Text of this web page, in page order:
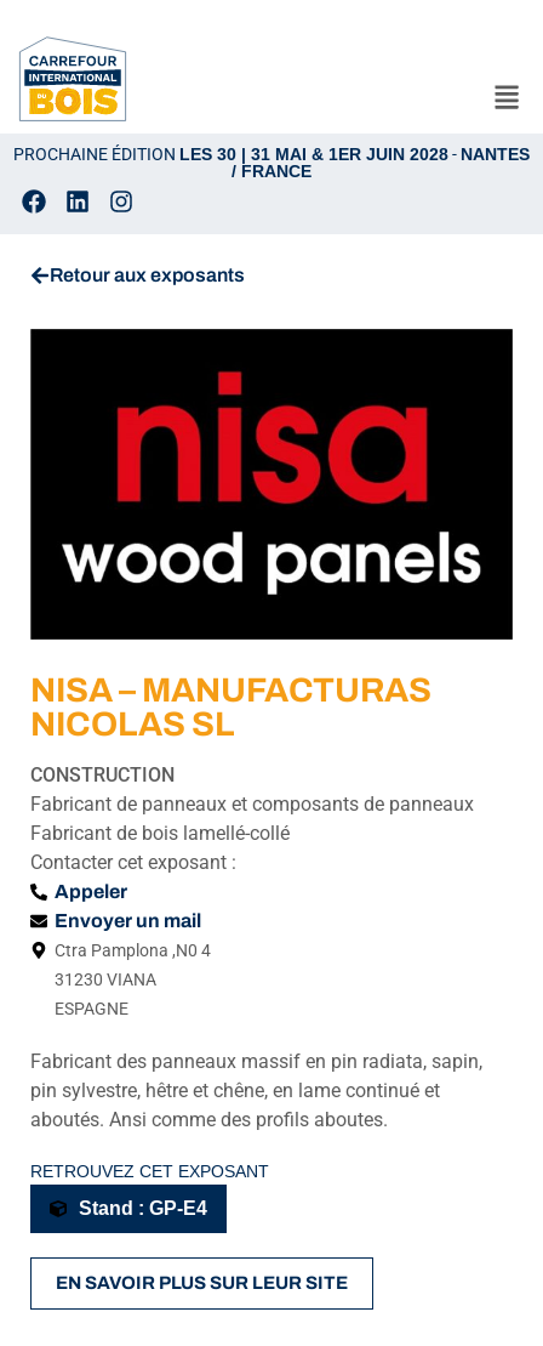
PROCHAINE ÉDITION LES 30 | 31 MAI & 1ER JUIN 2028- NANTES
/ FRANCE
Retour aux exposants
NISA – MANUFACTURAS
NICOLAS SL
CONSTRUCTION
Fabricant de panneaux et composants de panneaux
Fabricant de bois lamellé-collé
Contacter cet exposant :
Appeler
Envoyer un mail
Ctra Pamplona ,N0 4
31230 VIANA
ESPAGNE
Fabricant des panneaux massif en pin radiata, sapin,
pin sylvestre, hêtre et chêne, en lame continué et
aboutés. Ansi comme des profils aboutes.
RETROUVEZ CET EXPOSANT
Stand : GP-E4
EN SAVOIR PLUS SUR LEUR SITE